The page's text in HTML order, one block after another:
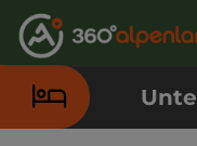
Zum Inhalt
Zur Navigation
Zum Seitenanfang
Zur Kontaktseite
Zur Suche
Zum Impressum
Zu den Hinweisen
Zur Startseite